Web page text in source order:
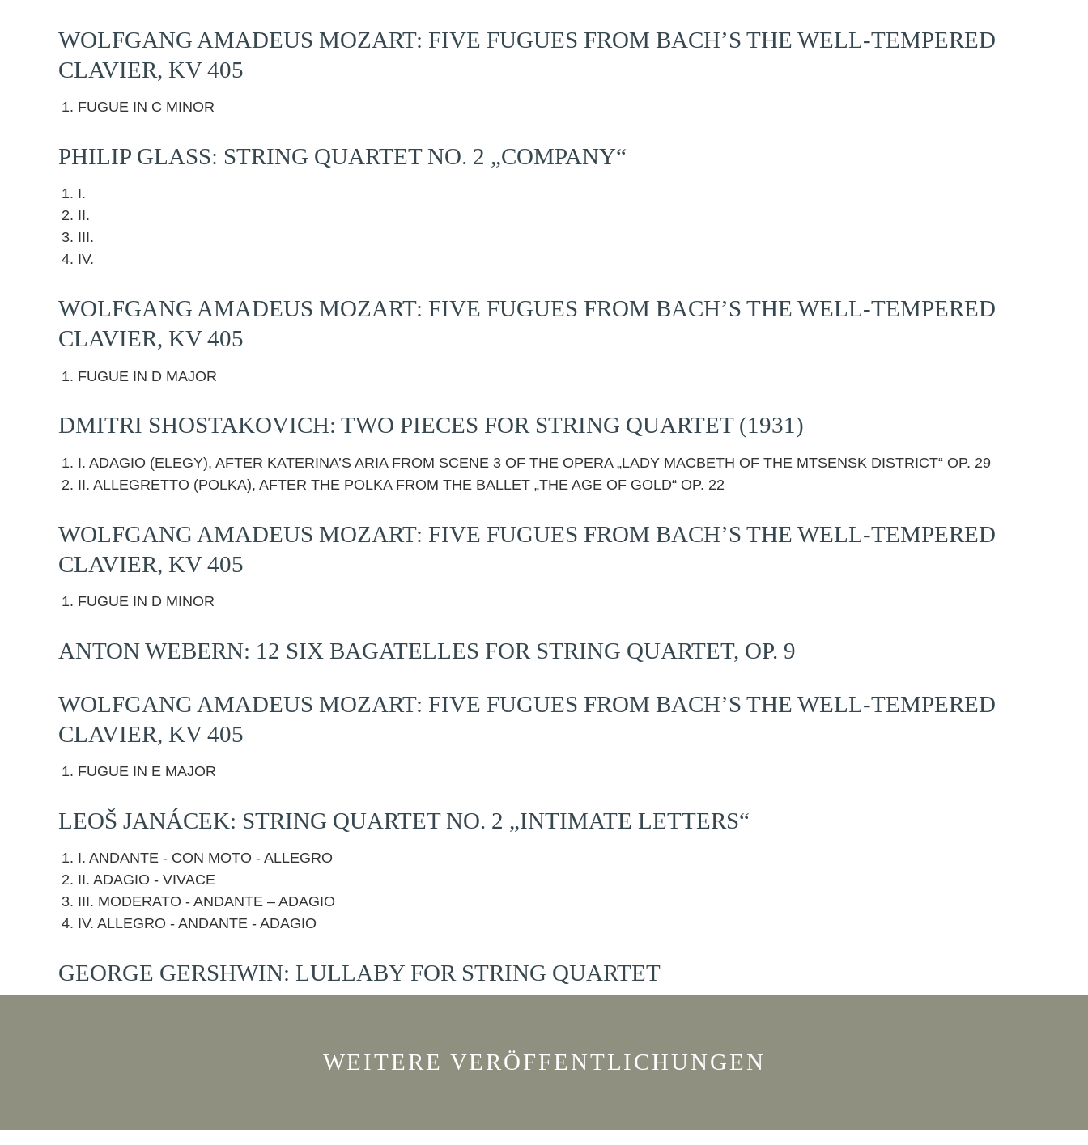
WOLFGANG AMADEUS MOZART: FIVE FUGUES FROM BACH’S THE WELL-TEMPERED
CLAVIER, KV 405
FUGUE IN C MINOR
PHILIP GLASS: STRING QUARTET NO. 2 „COMPANY“
I.
II.
III.
IV.
WOLFGANG AMADEUS MOZART: FIVE FUGUES FROM BACH’S THE WELL-TEMPERED
CLAVIER, KV 405
FUGUE IN D MAJOR
DMITRI SHOSTAKOVICH: TWO PIECES FOR STRING QUARTET (1931)
I. ADAGIO (ELEGY), AFTER KATERINA’S ARIA FROM SCENE 3 OF THE OPERA „LADY MACBETH OF THE MTSENSK DISTRICT“ OP. 29
II. ALLEGRETTO (POLKA), AFTER THE POLKA FROM THE BALLET „THE AGE OF GOLD“ OP. 22
WOLFGANG AMADEUS MOZART: FIVE FUGUES FROM BACH’S THE WELL-TEMPERED
CLAVIER, KV 405
FUGUE IN D MINOR
ANTON WEBERN: 12 SIX BAGATELLES FOR STRING QUARTET, OP. 9
WOLFGANG AMADEUS MOZART: FIVE FUGUES FROM BACH’S THE WELL-TEMPERED
CLAVIER, KV 405
FUGUE IN E MAJOR
LEOŠ JANÁCEK: STRING QUARTET NO. 2 „INTIMATE LETTERS“
I. ANDANTE - CON MOTO - ALLEGRO
II. ADAGIO - VIVACE
III. MODERATO - ANDANTE – ADAGIO
IV. ALLEGRO - ANDANTE - ADAGIO
GEORGE GERSHWIN: LULLABY FOR STRING QUARTET
WEITERE VERÖFFENTLICHUNGEN